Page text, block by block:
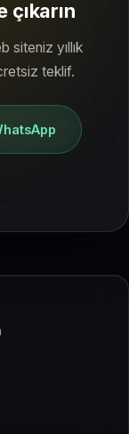
siteniz yıllık
teklif.